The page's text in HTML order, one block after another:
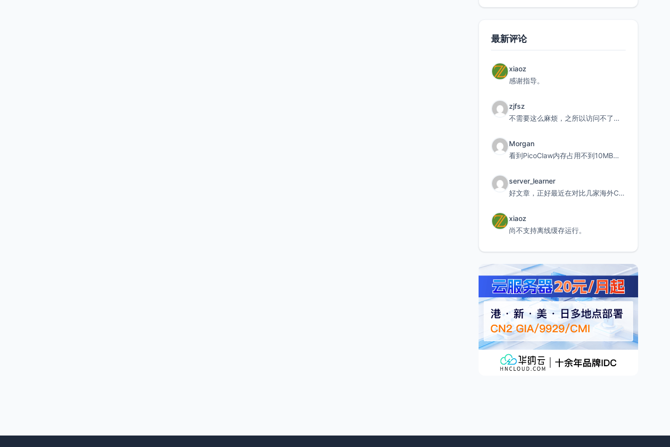
最新评论
xiaoz
感谢指导。
zjfsz
不需要这么麻烦，之所以访问不了，是由于非对称路由的问题，在爱快主路由添加一条静态路由192.168.
Morgan
看到PicoClaw内存占用不到10MB这个数据真的很惊喜，确实很适合我这种想用旧设备折腾AI的小白
server_learner
好文章，正好最近在对比几家海外CDN。文中提到CF免费版不支持自定义回源端口和HOST这个痛点太真实
xiaoz
尚不支持离线缓存运行。